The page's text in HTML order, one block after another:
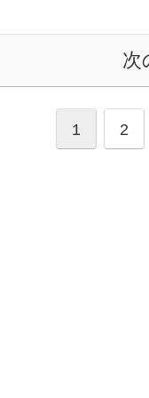
次
1 2